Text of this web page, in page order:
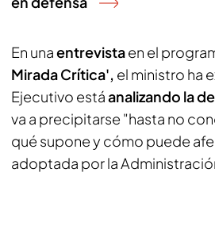
En unaentrevistaen el
Mirada Crítica', el ministro ha
Ejecutivo estáanalizando la
va a precipitarse "hasta no
qué supone y cómo puede
adoptada por la